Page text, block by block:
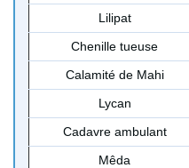
Lilipat
Chenille tueuse
Calamité de Mahi
Lycan
Cadavre ambulant
Mêda